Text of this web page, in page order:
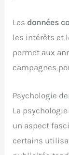
Les données
les intérêts et
permet aux
campagnes
Psychologie
La
un aspect
certains